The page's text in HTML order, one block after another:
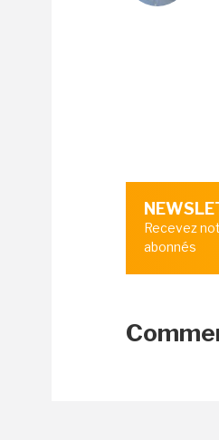
Recevez
abonnés